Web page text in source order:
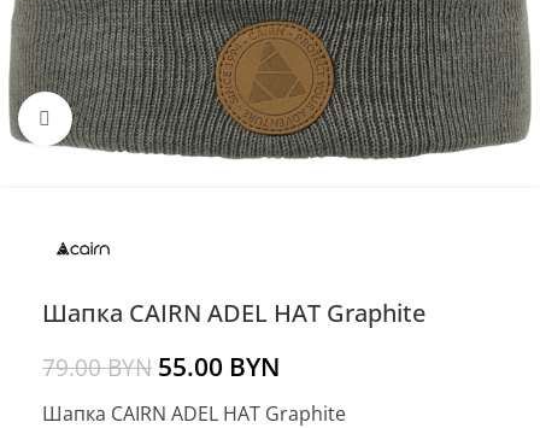
Нажмите, чтобы увеличить
Шапка CAIRN ADEL HAT Graphite
79.00BYN 55.00 BYN
Шапка CAIRN ADEL HAT Graphite